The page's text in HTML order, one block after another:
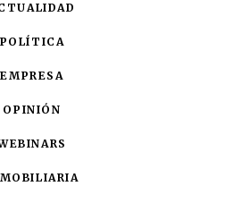
POLÍTICA
EMPRESA
OPINIÓN